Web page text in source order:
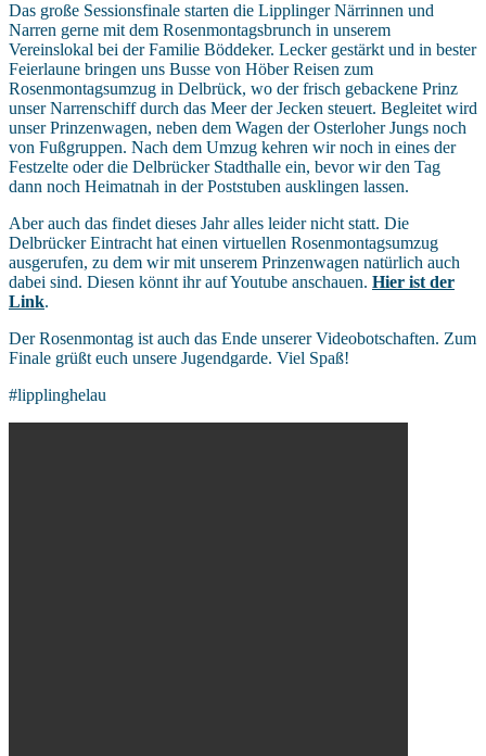
Das große Sessionsfinale starten die Lipplinger Närrinnen und
Narren gerne mit dem Rosenmontagsbrunch in unserem
Vereinslokal bei der Familie Böddeker. Lecker gestärkt und in bester
Feierlaune bringen uns Busse von Höber Reisen zum
Rosenmontagsumzug in Delbrück, wo der frisch gebackene Prinz
unser Narrenschiff durch das Meer der Jecken steuert. Begleitet wird
unser Prinzenwagen, neben dem Wagen der Osterloher Jungs noch
von Fußgruppen. Nach dem Umzug kehren wir noch in eines der
Festzelte oder die Delbrücker Stadthalle ein, bevor wir den Tag
dann noch Heimatnah in der Poststuben ausklingen lassen.
Aber auch das findet dieses Jahr alles leider nicht statt. Die
Delbrücker Eintracht hat einen virtuellen Rosenmontagsumzug
ausgerufen, zu dem wir mit unserem Prinzenwagen natürlich auch
dabei sind. Diesen könnt ihr auf Youtube anschauen. Hier ist der
Link.
Der Rosenmontag ist auch das Ende unserer Videobotschaften. Zum
Finale grüßt euch unsere Jugendgarde. Viel Spaß!
#lipplinghelau